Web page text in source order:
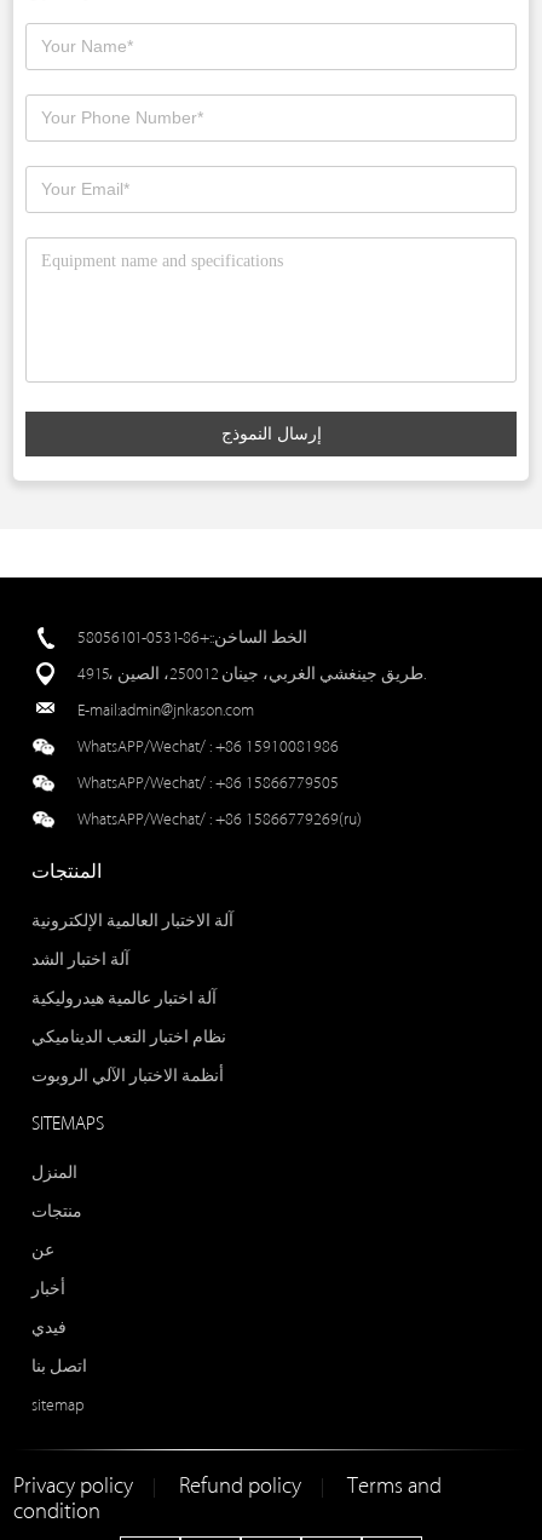
إرسال النموذج
الخط الساخن::+86-0531-58056101
E-mail:admin@jnkason.com
WhatsAPP/Wechat/ :+86 15910081986
WhatsAPP/Wechat/ :+86 15866779505
WhatsAPP/Wechat/ :+86 15866779269(ru)
المنتجات
آلة الاختبار العالمية الإلكترونية
آلة اختبار الشد
آلة اختبار عالمية هيدروليكية
نظام اختبار التعب الديناميكي
أنظمة الاختبار الآلي الروبوت
SITEMAPS
المنزل
منتجات
عن
أخبار
فيدي
اتصل بنا
sitemap
Privacy policy Refund policy
Terms and
condition